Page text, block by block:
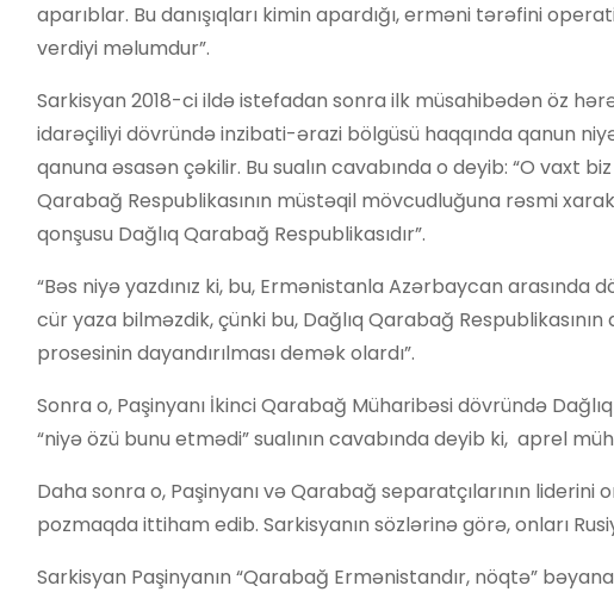
aparıblar. Bu danışıqları kimin apardığı, erməni tərəfini
verdiyi məlumdur”.
Sarkisyan 2018-ci ildə istefadan sonra ilk müsahibədən öz
idarəçiliyi dövründə inzibati-ərazi bölgüsü haqqında qanun
qanuna əsasən çəkilir. Bu sualın cavabında o deyib: “O vaxt
Qarabağ Respublikasının müstəqil mövcudluğuna rəsmi
qonşusu Dağlıq Qarabağ Respublikasıdır”.
“Bəs niyə yazdınız ki, bu, Ermənistanla Azərbaycan
cür yaza bilməzdik, çünki bu, Dağlıq Qarabağ
prosesinin dayandırılması demək olardı”.
Sonra o, Paşinyanı İkinci Qarabağ Müharibəsi dövründə
“niyə özü bunu etmədi” sualının cavabında deyib ki, aprel
Daha sonra o, Paşinyanı və Qarabağ separatçılarının
pozmaqda ittiham edib. Sarkisyanın sözlərinə görə, onları
Sarkisyan Paşinyanın “Qarabağ Ermənistandır, nöqtə”